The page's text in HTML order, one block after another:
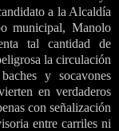
a la Alcaldía
municipal, Manolo
tal cantidad de
la circulación
y socavones
en verdaderos
con señalización
entre carriles ni